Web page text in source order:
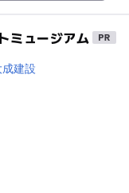
ミュージアム